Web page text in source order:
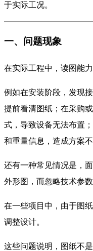
于实际工况。
一、问题现象
在实际工程中，读图能
例如在安装阶段，发现
提前看清图纸；在采购
式，导致设备无法布置
和重量信息，造成方案不
还有一种常见情况是，
外形图，而忽略技术参
在一些项目中，由于图
调整设计。
这些问题说明，图纸不